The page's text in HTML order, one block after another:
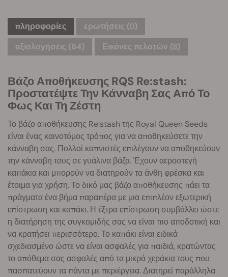
πληροφορίες ερωτήσεις (0)
αξιολογήσεις (64)
Εικόνες πελατών (8)
Βάζο Αποθήκευσης RQS Re:stash:
Προστατέψτε Την Κάνναβη Σας Από Το
Φως Και Τη Ζέστη
Το βάζο αποθήκευσης Re:stash της Royal Queen Seeds
είναι ένας καινοτόμος τρόπος για να αποθηκεύσετε την
κάνναβη σας. Πολλοί καπνιστές επιλέγουν να αποθηκεύουν
την κάνναβη τους σε γυάλινα βάζα. Έχουν αεροστεγή
καπάκια και μπορούν να διατηρούν τα άνθη φρέσκα και
έτοιμα για χρήση. Το δικό μας βάζο αποθήκευσης πάει τα
πράγματα ένα βήμα παραπέρα με μια επιπλέον εξωτερική
επίστρωση και καπάκι. Η έξτρα επίστρωση συμβάλλει ώστε
η διατήρηση της συγκομιδής σας να είναι πιο αποδοτική και
να κρατήσει περισσότερο. Το καπάκι είναι ειδικά
σχεδιασμένο ώστε να είναι ασφαλές για παιδιά, κρατώντας
το απόθεμα σας ασφαλές από τα μικρά χεράκια τους που
πασπατεύουν τα πάντα με περιέργεια. Διατηρεί παράλληλα